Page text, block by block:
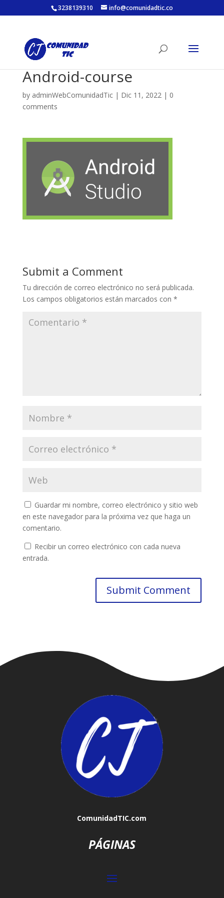
3238139310 info@comunidadtic.co
Android-course
by adminWebComunidadTic| Dic 11, 2022| 0
comments
Submit a Comment
Tu dirección de correo electrónico no será publicada.
Los campos obligatorios están marcados con *
Guardar mi nombre, correo electrónico y sitio web
en este navegador para la próxima vez que haga un
comentario.
Recibir un correo electrónico con cada nueva
entrada.
ComunidadTIC.com
PÁGINAS